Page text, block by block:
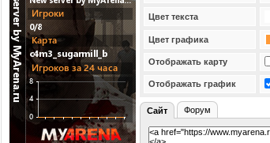
Цвет текста
Цвет графика
Отображать карту
Отображать график
Сайт Форум